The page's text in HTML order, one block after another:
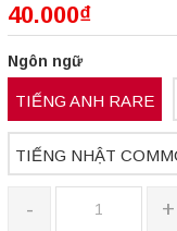
40.000₫
Ngôn ngữ
TIẾNG ANH RARE
TIẾNG NHẬT
- +